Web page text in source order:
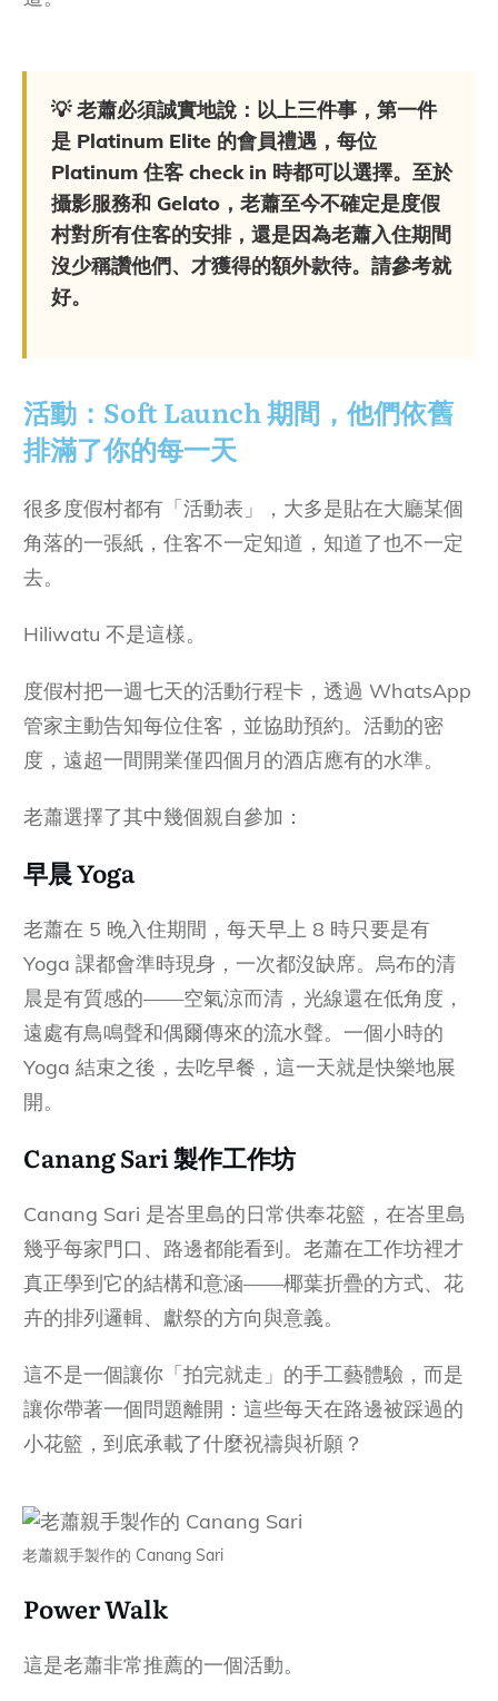
💡 老蕭必須誠實地說：以上三件事，第一件
是 Platinum Elite 的會員禮遇，每位
Platinum 住客 check in 時都可以選擇。至於
攝影服務和 Gelato，老蕭至今不確定是度假
村對所有住客的安排，還是因為老蕭入住期間
沒少稱讚他們、才獲得的額外款待。請參考就
好。
活動：Soft Launch 期間，他們依舊
排滿了你的每一天
很多度假村都有「活動表」，大多是貼在大廳某個
角落的一張紙，住客不一定知道，知道了也不一定
去。
Hiliwatu 不是這樣。
度假村把一週七天的活動行程卡，透過 WhatsApp
管家主動告知每位住客，並協助預約。活動的密
度，遠超一間開業僅四個月的酒店應有的水準。
老蕭選擇了其中幾個親自參加：
早晨 Yoga
老蕭在 5 晚入住期間，每天早上 8 時只要是有
Yoga 課都會準時現身，一次都沒缺席。烏布的清
晨是有質感的——空氣涼而清，光線還在低角度，
遠處有鳥鳴聲和偶爾傳來的流水聲。一個小時的
Yoga 結束之後，去吃早餐，這一天就是快樂地展
開。
Canang Sari 製作工作坊
Canang Sari 是峇里島的日常供奉花籃，在峇里島
幾乎每家門口、路邊都能看到。老蕭在工作坊裡才
真正學到它的結構和意涵——椰葉折疊的方式、花
卉的排列邏輯、獻祭的方向與意義。
這不是一個讓你「拍完就走」的手工藝體驗，而是
讓你帶著一個問題離開：這些每天在路邊被踩過的
小花籃，到底承載了什麼祝禱與祈願？
老蕭親手製作的 Canang Sari
Power Walk
這是老蕭非常推薦的一個活動。